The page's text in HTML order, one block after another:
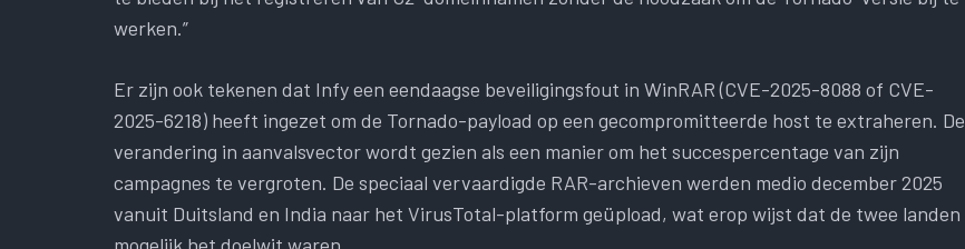
werken.”
Er zijn ook tekenen dat Infy een eendaagse beveiligingsfout in WinRAR (CVE-2025-8088 of CVE-
2025-6218) heeft ingezet om de Tornado-payload op een gecompromitteerde host te extraheren. De
verandering in aanvalsvector wordt gezien als een manier om het succespercentage van zijn
campagnes te vergroten. De speciaal vervaardigde RAR-archieven werden medio december 2025
vanuit Duitsland en India naar het VirusTotal-platform geüpload, wat erop wijst dat de twee landen